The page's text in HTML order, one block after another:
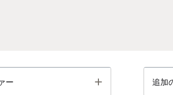
ー Toggle 追加